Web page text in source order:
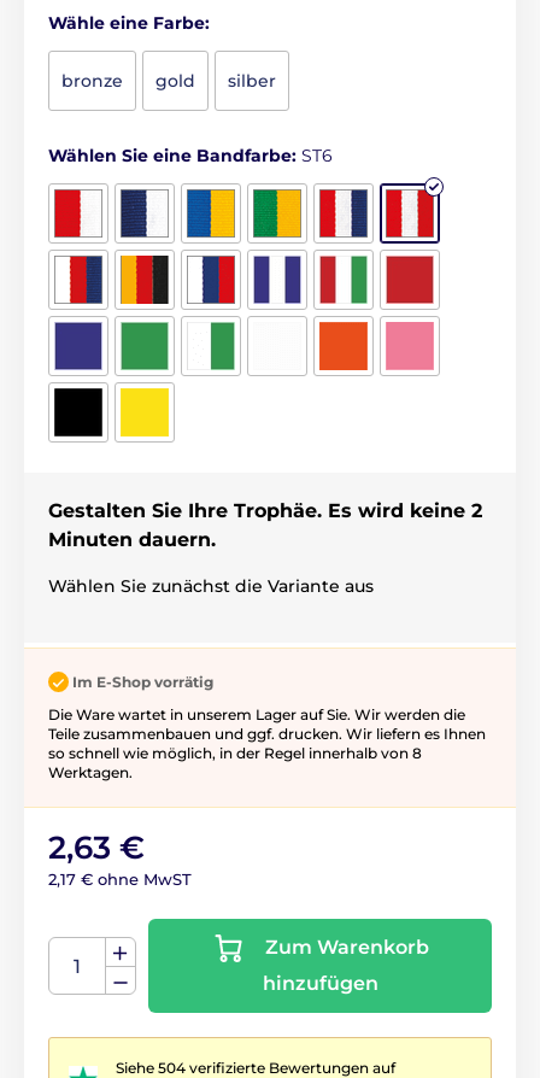
Wähle eine Farbe:
bronze gold silber
Wählen Sie eine Bandfarbe: ST6
Gestalten Sie Ihre Trophäe. Es wird keine 2
Minuten dauern.
Wählen Sie zunächst die Variante aus
Im E-Shop vorrätig
Die Ware wartet in unserem Lager auf Sie. Wir werden die
Teile zusammenbauen und ggf. drucken. Wir liefern es Ihnen
so schnell wie möglich, in der Regel innerhalb von 8
Werktagen.
2,63 €
2,17 € ohne MwST
Zum Warenkorb
hinzufügen
Siehe 504 verifizierte Bewertungen auf